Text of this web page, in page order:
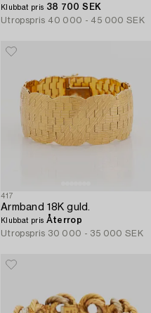
Klubbat pris 38 700 SEK
Utropspris 40 000 - 45 000 SEK
417
Armband 18K guld.
Klubbat pris Återrop
Utropspris 30 000 - 35 000 SEK